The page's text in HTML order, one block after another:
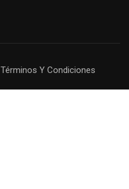
Términos Y Condiciones